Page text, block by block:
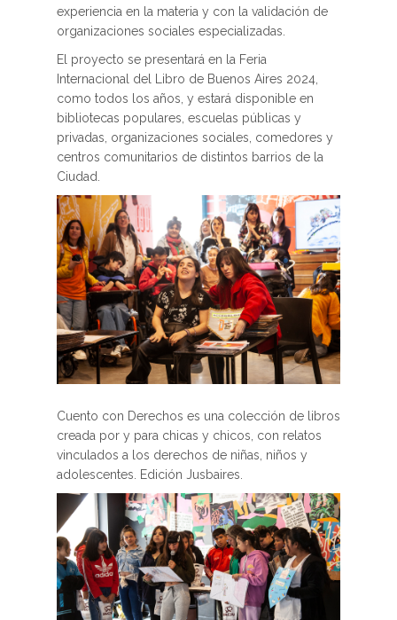
experiencia en la materia y con la validación de
organizaciones sociales especializadas.
El proyecto se presentará en la Feria
Internacional del Libro de Buenos Aires 2024,
como todos los años, y estará disponible en
bibliotecas populares, escuelas públicas y
privadas, organizaciones sociales, comedores y
centros comunitarios de distintos barrios de la
Ciudad.
Cuento con Derechos es una colección de libros
creada por y para chicas y chicos, con relatos
vinculados a los derechos de niñas, niños y
adolescentes. Edición Jusbaires.